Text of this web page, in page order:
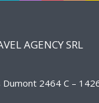
AGENCY SRL
Dumont 2464 C –